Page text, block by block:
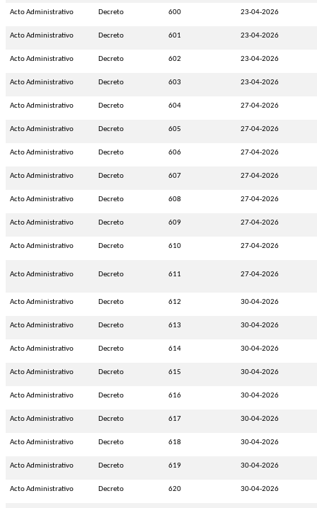
Acto Administrativo Decreto 600 23-04-2026
Acto Administrativo Decreto 601 23-04-2026
Acto Administrativo Decreto 602 23-04-2026
Acto Administrativo Decreto 603 23-04-2026
Acto Administrativo Decreto 604 27-04-2026
Acto Administrativo Decreto 605 27-04-2026
Acto Administrativo Decreto 606 27-04-2026
Acto Administrativo Decreto 607 27-04-2026
Acto Administrativo Decreto 608 27-04-2026
Acto Administrativo Decreto 609 27-04-2026
Acto Administrativo Decreto 610 27-04-2026
Acto Administrativo Decreto 611 27-04-2026
Acto Administrativo Decreto 612 30-04-2026
Acto Administrativo Decreto 613 30-04-2026
Acto Administrativo Decreto 614 30-04-2026
Acto Administrativo Decreto 615 30-04-2026
Acto Administrativo Decreto 616 30-04-2026
Acto Administrativo Decreto 617 30-04-2026
Acto Administrativo Decreto 618 30-04-2026
Acto Administrativo Decreto 619 30-04-2026
Acto Administrativo Decreto 620 30-04-2026